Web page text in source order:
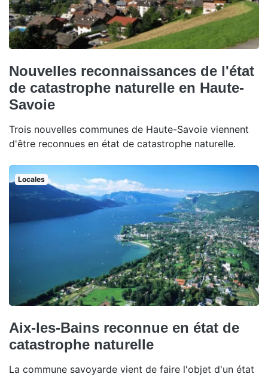
Nouvelles reconnaissances de l'état
de catastrophe naturelle en Haute-
Savoie
Trois nouvelles communes de Haute-Savoie viennent
d'être reconnues en état de catastrophe naturelle.
Locales
Aix-les-Bains reconnue en état de
catastrophe naturelle
La commune savoyarde vient de faire l'objet d'un état